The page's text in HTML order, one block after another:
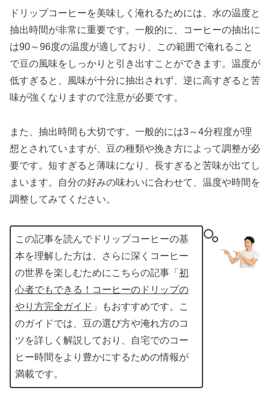
ドリップコーヒーを美味しく淹れるためには、水の温度と
抽出時間が非常に重要です。一般的に、コーヒーの抽出に
は90～96度の温度が適しており、この範囲で淹れること
で豆の風味をしっかりと引き出すことができます。温度が
低すぎると、風味が十分に抽出されず、逆に高すぎると苦
味が強くなりますので注意が必要です。
また、抽出時間も大切です。一般的には3～4分程度が理
想とされていますが、豆の種類や挽き方によって調整が必
要です。短すぎると薄味になり、長すぎると苦味が出てし
まいます。自分の好みの味わいに合わせて、温度や時間を
調整してみてください。
この記事を読んでドリップコーヒーの基
本を理解した方は、さらに深くコーヒー
の世界を楽しむためにこちらの記事「 初
心者でもできる！コーヒーのドリップの
やり方完全ガイド 」もおすすめです。こ
のガイドでは、豆の選び方や淹れ方のコ
ツを詳しく解説しており、自宅でのコー
ヒー時間をより豊かにするための情報が
満載です。